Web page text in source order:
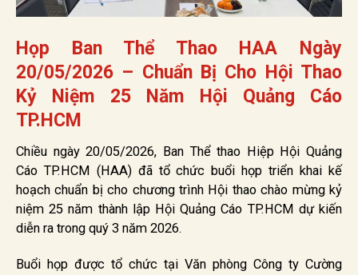
Họp Ban Thể Thao HAA Ngày
20/05/2026 – Chuẩn Bị Cho Hội Thao
Kỷ Niệm 25 Năm Hội Quảng Cáo
TP.HCM
Chiều ngày 20/05/2026, Ban Thể thao Hiệp Hội Quảng
Cáo TP.HCM (HAA) đã tổ chức buổi họp triển khai kế
hoạch chuẩn bị cho chương trình Hội thao chào mừng kỷ
niệm 25 năm thành lập Hội Quảng Cáo TP.HCM dự kiến
diễn ra trong quý 3 năm 2026.
Buổi họp được tổ chức tại Văn phòng Công ty Cường